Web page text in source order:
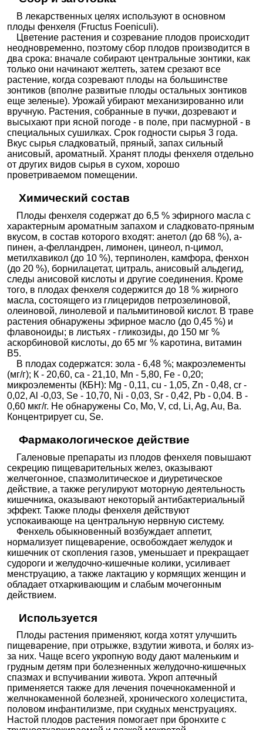
В лекарственных целях используют в основном
плоды фенхеля (Fructus Foeniculi).
Цветение растения и созревание плодов происходит
неодновременно, поэтому сбор плодов производится в
два срока: вначале собирают центральные зонтики, как
только они начинают желтеть, затем срезают все
растение, когда созревают плоды на большинстве
зонтиков (вполне развитые плоды остальных зонтиков
еще зеленые). Урожай убирают механизированно или
вручную. Растения, собранные в пучки, дозревают и
высыхают при ясной погоде - в поле, при пасмурной - в
специальных сушилках. Срок годности сырья 3 года.
Вкус сырья сладковатый, пряный, запах сильный
анисовый, ароматный. Хранят плоды фенхеля отдельно
от других видов сырья в сухом, хорошо
проветриваемом помещении.
Химический состав
Плоды фенхеля содержат до 6,5 % эфирного масла с
характерным ароматным запахом и сладковато-пряным
вкусом, в состав которого входят: анетол (до 68 %), а-
пинен, а-фелландрен, лимонен, цинеол, n-цимол,
метилхавикол (до 10 %), терпинолен, камфора, фенхон
(до 20 %), борнилацетат, цитраль, анисовый альдегид,
следы анисовой кислоты и другие соединения. Кроме
того, в плодах фенхеля содержится до 18 % жирного
масла, состоящего из глицеридов петрозелиновой,
олеиновой, линолевой и пальмитиновой кислот. В траве
растения обнаружены эфирное масло (до 0,45 %) и
флавоноиды; в листьях - гликозиды, до 150 мг %
аскорбиновой кислоты, до 65 мг % каротина, витамин
В5.
В плодах содержатся: зола - 6,48 %; макроэлементы
(мг/г); К - 20,60, сa - 21,10, Mn - 5,80, Fe - 0,20;
микроэлементы (КБН): Мg - 0,11, сu - 1,05, Zn - 0,48, сr -
0,02, Al -0,03, Se - 10,70, Ni - 0,03, Sr - 0,42, Pb - 0,04. В -
0,60 мкг/г. Не обнаружены Со, Mo, V, сd, Li, Ag, Au, Ва.
Концентрирует сu, Se.
Фармакологическое действие
Галеновые препараты из плодов фенхеля повышают
секрецию пищеварительных желез, оказывают
желчегонное, спазмолитическое и диуретическое
действие, а также регулируют моторную деятельность
кишечника, оказывают некоторый антибактериальный
эффект. Также плоды фенхеля действуют
успокаивающе на центральную нервную систему.
Фенхель обыкновенный возбуждает аппетит,
нормализует пищеварение, освобождает желудок и
кишечник от скопления газов, уменьшает и прекращает
судороги и желудочно-кишечные колики, усиливает
менструацию, а также лактацию у кормящих женщин и
обладает отхаркивающим и слабым мочегонным
действием.
Используется
Плоды растения применяют, когда хотят улучшить
пищеварение, при отрыжке, вздутии живота, и болях из-
за них. Чаще всего укропную воду дают маленьким и
грудным детям при болезненных желудочно-кишечных
спазмах и вспучивании живота. Укроп аптечный
применяется также для лечения почечнокаменной и
желчнокаменной болезней, хронического холецистита,
половом инфантилизме, при скудных менструациях.
Настой плодов растения помогает при бронхите с